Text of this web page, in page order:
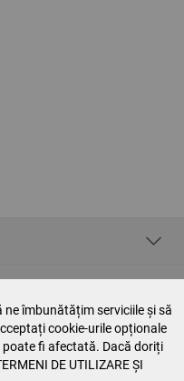
îmbunătățim serviciile și să
cookie-urile opționale
fi afectată. Dacă doriți
DE UTILIZARE ȘI